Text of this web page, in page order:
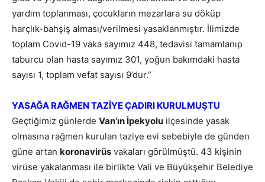
yardım toplanması, çocukların mezarlara su döküp
harçlık-bahşiş alması/verilmesi yasaklanmıştır. İlimizde
toplam Covid-19 vaka sayımız 448, tedavisi tamamlanıp
taburcu olan hasta sayımız 301, yoğun bakımdaki hasta
sayısı 1, toplam vefat sayısı 9’dur.”
YASAĞA RAĞMEN TAZİYE ÇADIRI KURULMUŞTU
Geçtiğimiz günlerde Van’ın İpekyolu ilçesinde yasak
olmasına rağmen kurulan taziye evi sebebiyle de günden
güne artan koronavirüs vakaları görülmüştü. 43 kişinin
virüse yakalanması ile birlikte Vali ve Büyükşehir Belediye